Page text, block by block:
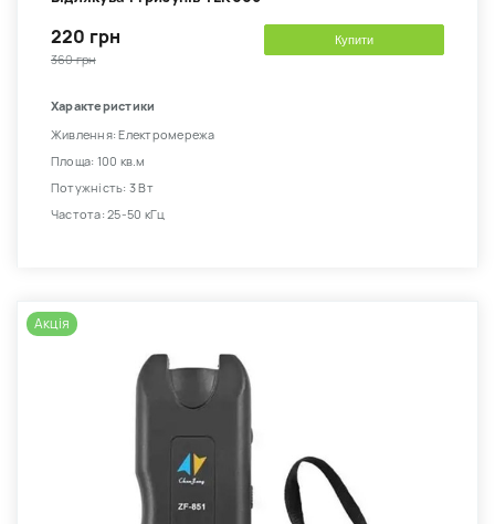
220 грн
360 грн
Купити
Характеристики
Живлення: Електромережа
Площа: 100 кв.м
Потужність: 3 Вт
Частота: 25-50 кГц
Акція